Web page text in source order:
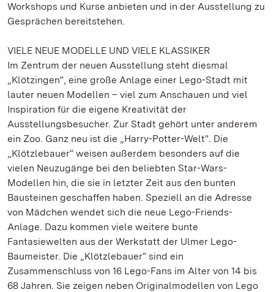
Workshops und Kurse anbieten und in der Ausstellung zu
Gesprächen bereitstehen.
VIELE NEUE MODELLE UND VIELE KLASSIKER
Im Zentrum der neuen Ausstellung steht diesmal
„Klötzingen", eine große Anlage einer Lego-Stadt mit
lauter neuen Modellen – viel zum Anschauen und viel
Inspiration für die eigene Kreativität der
Ausstellungsbesucher. Zur Stadt gehört unter anderem
ein Zoo. Ganz neu ist die „Harry-Potter-Welt". Die
„Klötzlebauer“ weisen außerdem besonders auf die
vielen Neuzugänge bei den beliebten Star-Wars-
Modellen hin, die sie in letzter Zeit aus den bunten
Bausteinen geschaffen haben. Speziell an die Adresse
von Mädchen wendet sich die neue Lego-Friends-
Anlage. Dazu kommen viele weitere bunte
Fantasiewelten aus der Werkstatt der Ulmer Lego-
Baumeister. Die „Klötzlebauer“ sind ein
Zusammenschluss von 16 Lego-Fans im Alter von 14 bis
68 Jahren. Sie zeigen neben Originalmodellen von Lego